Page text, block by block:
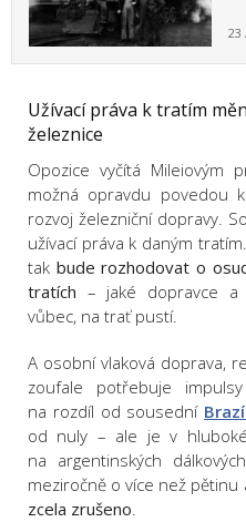
23
Užívací práva k tratím
železnice
Opozice vyčítá Mileiovým
možná opravdu povedou
rozvoj železniční dopravy.
užívací práva k daným
tak bude rozhodovat o
tratích – jaké dopravce a
vůbec, na trať pustí.
A osobní vlaková doprava,
zoufale potřebuje
na rozdíl od sousední
od nuly – ale je v
na argentinských
meziročně o více než pětinu
zcela zrušeno.